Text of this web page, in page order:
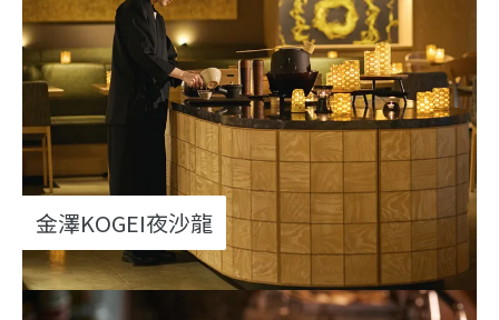
金澤KOGEI夜沙龍